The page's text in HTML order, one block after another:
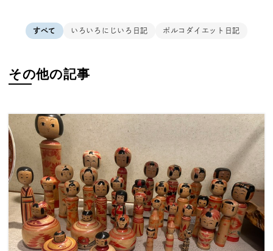
すべて いろいろにじいろ日記 ポルコダイエット日記
その他の記事